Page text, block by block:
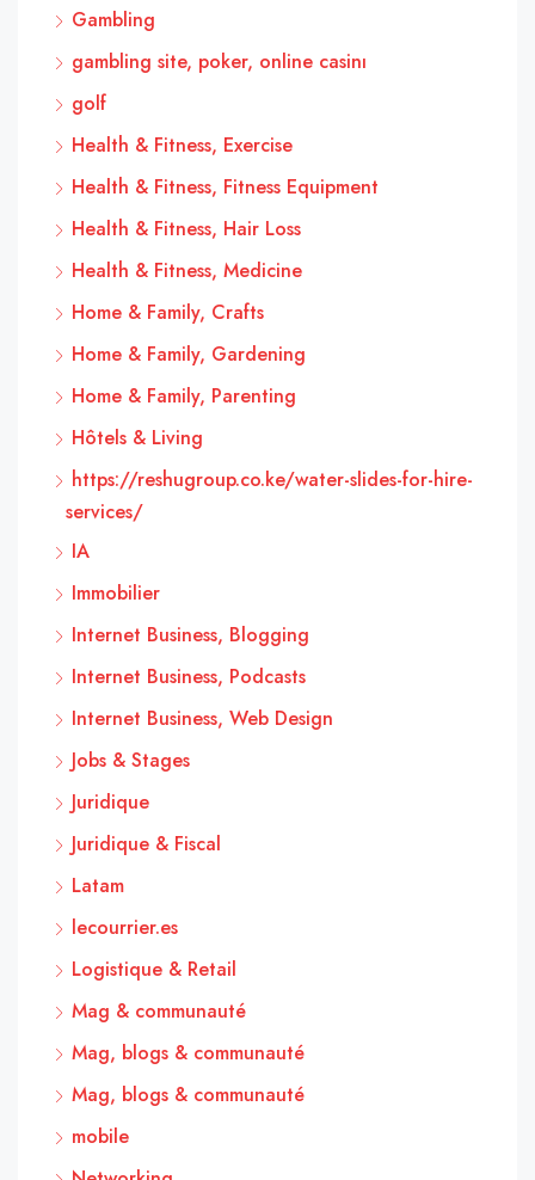
Gambling
gambling site, poker, online casinı
golf
Health & Fitness, Exercise
Health & Fitness, Fitness Equipment
Health & Fitness, Hair Loss
Health & Fitness, Medicine
Home & Family, Crafts
Home & Family, Gardening
Home & Family, Parenting
Hôtels & Living
https://reshugroup.co.ke/water-slides-for-hire-
services/
IA
Immobilier
Internet Business, Blogging
Internet Business, Podcasts
Internet Business, Web Design
Jobs & Stages
Juridique
Juridique & Fiscal
Latam
lecourrier.es
Logistique & Retail
Mag & communauté
Mag, blogs & communauté
Mag, blogs & communauté
mobile